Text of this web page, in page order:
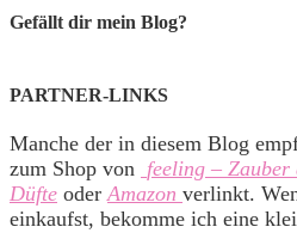
Gefällt dir mein Blog?
PARTNER-LINKS
Manche der in diesem Blog
zum Shop von feeling – Zauber
Düfte oderAmazon verlinkt.
einkaufst, bekomme ich eine